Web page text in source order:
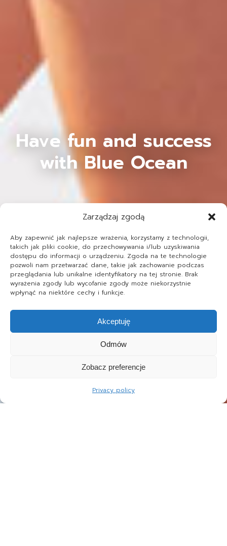
Zarządzaj zgodą
Aby zapewnić jak najlepsze wrażenia, korzystamy z technologii,
takich jak pliki cookie, do przechowywania i/lub uzyskiwania
dostępu do informacji o urządzeniu. Zgoda na te technologie
pozwoli nam przetwarzać dane, takie jak zachowanie podczas
przeglądania lub unikalne identyfikatory na tej stronie. Brak
wyrażenia zgody lub wycofanie zgody może niekorzystnie
wpłynąć na niektóre cechy i funkcje.
Akceptuję
Odmów
Zobacz preferencje
Privacy policy
Have fun and success
with Blue Ocean